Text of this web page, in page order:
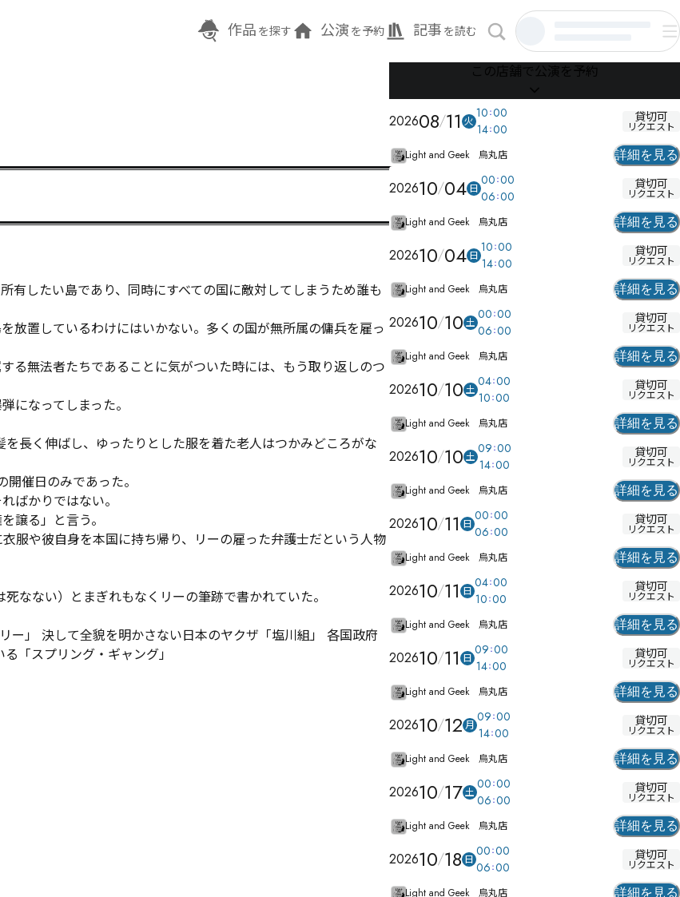
作品 を探す 公演 を予約 記事 を読む
有したい島であり、同時にすべての国に敵対してしまうため誰も
放置しているわけにはいかない。多くの国が無所属の傭兵を雇っ
る無法者たちであることに気がついた時には、もう取り返しのつ
になってしまった。
長く伸ばし、ゆったりとした服を着た老人はつかみどころがな
催日のみであった。
ばかりではない。
譲る」と言う。
服や彼自身を本国に持ち帰り、リーの雇った弁護士だという人物
なない）とまぎれもなくリーの筆跡で書かれていた。
ー」 決して全貌を明かさない日本のヤクザ「塩川組」 各国政府
「スプリング・ギャング」
この店舗で公演を予約
202608 11 火
10 00
14 00
貸切可
リクエスト
Light and Geek 烏丸店
詳細を見る
202610 04日
00 00
06 00
貸切可
リクエスト
Light and Geek 烏丸店
詳細を見る
202610 04日
10 00
14 00
貸切可
リクエスト
Light and Geek 烏丸店
詳細を見る
202610 10 土
00 00
06 00
貸切可
リクエスト
Light and Geek 烏丸店
詳細を見る
202610 10 土
04 00
10 00
貸切可
リクエスト
Light and Geek 烏丸店
詳細を見る
202610 10 土
09 00
14 00
貸切可
リクエスト
Light and Geek 烏丸店
詳細を見る
202610 11 日
00 00
06 00
貸切可
リクエスト
Light and Geek 烏丸店
詳細を見る
202610 11 日
04 00
10 00
貸切可
リクエスト
Light and Geek 烏丸店
詳細を見る
202610 11 日
09 00
14 00
貸切可
リクエスト
Light and Geek 烏丸店
詳細を見る
202610 12 月
09 00
14 00
貸切可
リクエスト
Light and Geek 烏丸店
詳細を見る
202610 17土
00 00
06 00
貸切可
リクエスト
Light and Geek 烏丸店
詳細を見る
202610 18 日
00 00
06 00
貸切可
リクエスト
Light and Geek 烏丸店
詳細を見る